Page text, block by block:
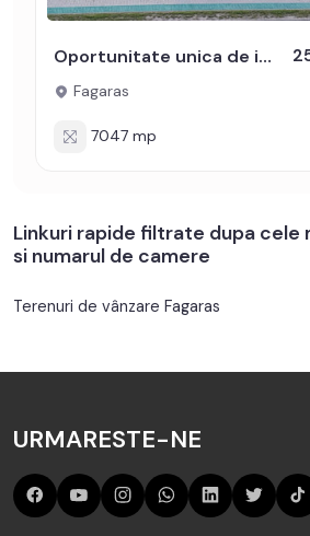
Oportunitate unica de investitie Teren intravilan 7.000 mp Fagaras
Fagaras
7047 mp
Linkuri rapide filtrate dupa cele
si numarul de camere
Terenuri de vânzare Fagaras
URMARESTE-NE